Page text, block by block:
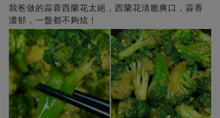
我爸做的蒜蓉西蘭花太絕，西蘭花清脆爽口，蒜香
濃郁，一盤都不夠炫！